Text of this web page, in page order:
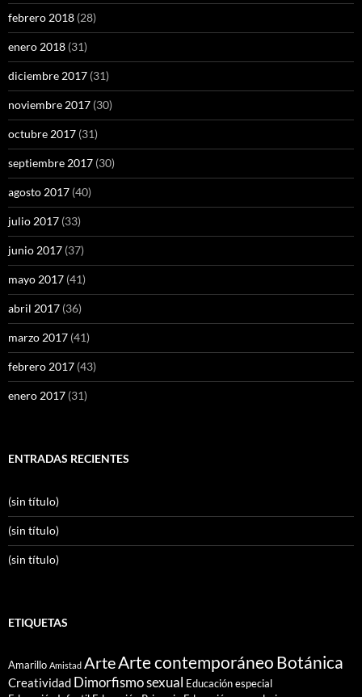
febrero 2018 (28)
enero 2018 (31)
diciembre 2017 (31)
noviembre 2017 (30)
octubre 2017 (31)
septiembre 2017 (30)
agosto 2017 (40)
julio 2017 (33)
junio 2017 (37)
mayo 2017 (41)
abril 2017 (36)
marzo 2017 (41)
febrero 2017 (43)
enero 2017 (31)
ENTRADAS RECIENTES
(sin título)
(sin título)
(sin título)
ETIQUETAS
Amarillo Amistad ArteArte contemporáneo Botánica
Creatividad Dimorfismo sexual Educación especial